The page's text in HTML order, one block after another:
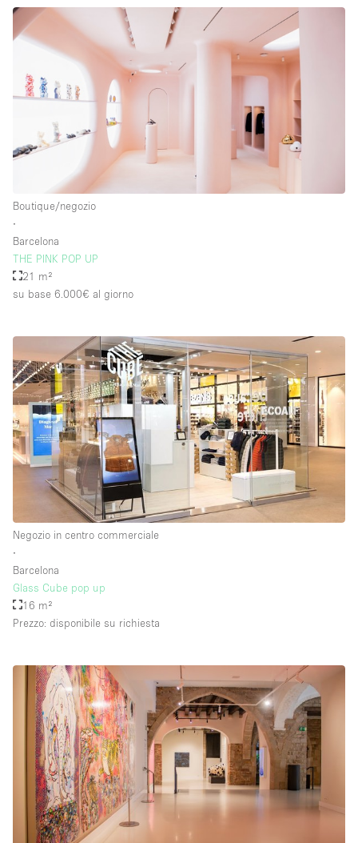
Boutique/negozio
∙
Barcelona
THE PINK POP UP
21 m²
su base 6.000€ al giorno
Negozio in centro commerciale
∙
Barcelona
Glass Cube pop up
16 m²
Prezzo: disponibile su richiesta